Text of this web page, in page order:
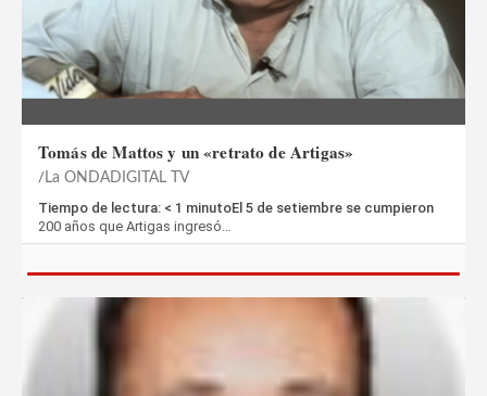
Tomás de Mattos y un «retrato de Artigas»
La ONDADIGITAL TV
Tiempo de lectura: < 1 minutoEl 5 de setiembre se cumpieron
200 años que Artigas ingresó…